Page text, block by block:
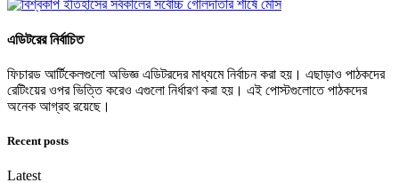
এডিটরের নির্বাচিত
ফিচারড আর্টিকেলগুলো অভিজ্ঞ এডিটরদের মাধ্যমে নির্বাচন করা হয়। এছাড়াও পাঠকদের
রেটিংয়ের ওপর ভিত্তি করেও এগুলো নির্ধারণ করা হয়। এই পোস্টগুলোতে পাঠকদের
অনেক আগ্রহ রয়েছে।
Recent posts
Latest